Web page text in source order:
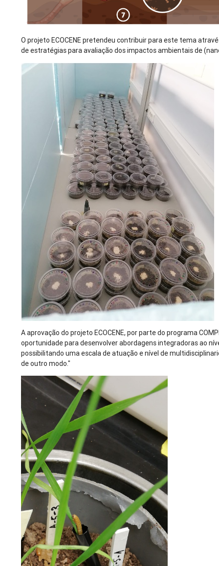
O projeto ECOCENE pretendeu contribuir para este tema
de estratégias para avaliação dos impactos ambientais de
A aprovação do projeto ECOCENE, por parte do programa
oportunidade para desenvolver abordagens integradoras ao
possibilitando uma escala de atuação e nível de
de outro modo."